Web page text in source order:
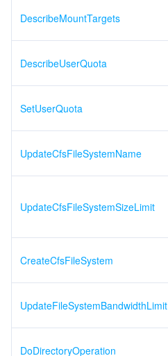
DescribeMountTargets
DescribeUserQuota
SetUserQuota
UpdateCfsFileSystemName
UpdateCfsFileSystemSizeLimit
CreateCfsFileSystem
UpdateFileSystemBandwidthLimit
DoDirectoryOperation